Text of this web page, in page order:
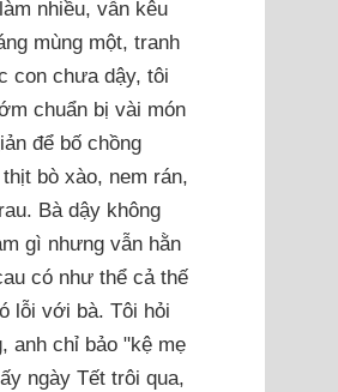
nhiều, vẫn kêu
mùng một, tranh
con chưa dậy, tôi
chuẩn bị vài món
để bố chồng
bò xào, nem rán,
Bà dậy không
gì nhưng vẫn hằn
có như thể cả thế
lỗi với bà. Tôi hỏi
anh chỉ bảo "kệ mẹ
ngày Tết trôi qua,